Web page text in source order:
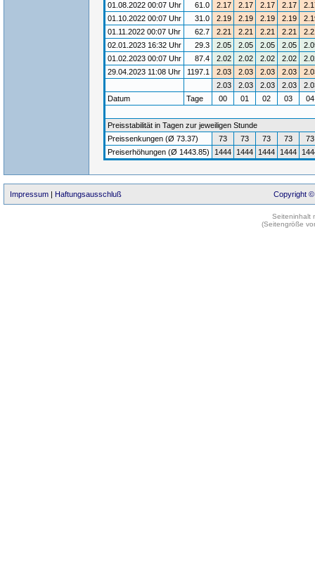
01.08.2022 00:07 Uhr
61.0 2.17 2.17 2.17 2.17
01.10.2022 00:07 Uhr
31.0 2.19 2.19 2.19 2.19
01.11.2022 00:07 Uhr
62.7 2.21 2.21 2.21 2.21
02.01.2023 16:32 Uhr
29.3 2.05 2.05 2.05 2.05
01.02.2023 00:07 Uhr
87.4 2.02 2.02 2.02 2.02
29.04.2023 11:08 Uhr
1197.1 2.03 2.03 2.03 2.03
2.03
2.03 2.03 2.03
Datum
Tage 00 01 02 03
Preisstabilität in Tagen zur jeweiligen Stunde
Preissenkungen (Ø 73.37)
73 73 73 73
73
Preiserhöhungen (Ø 1443.85)
1444 1444 1444 1444
Impressum | Haftungsausschluß Copyright ©
Seiteninhalt
(Seitengröße